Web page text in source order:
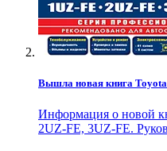
Вышла новая книга Toyota
Информация о новой
2UZ-FE, 3UZ-FE.